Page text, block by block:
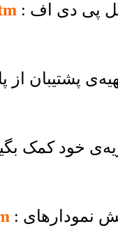
پشتیبان از
خود کمک